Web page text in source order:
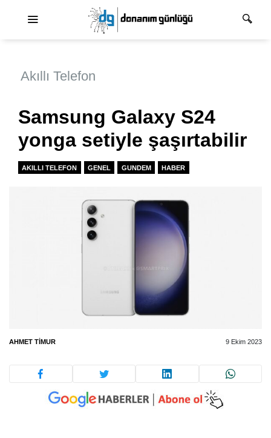
Akıllı Telefon
Samsung Galaxy S24
yonga setiyle şaşırtabilir
AKILLI TELEFON GENEL GUNDEM HABER
AHMET TIMUR 9 Ekim 2023